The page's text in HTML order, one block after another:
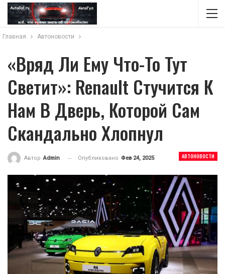
Главная Автоновости
«Вряд Ли Ему Что-То Тут
Светит»: Renault Стучится К
Нам В Дверь, Которой Сам
Скандально Хлопнул
АВТОНОВОСТИ
Автор Admin Опубликовано Фев 24, 2025